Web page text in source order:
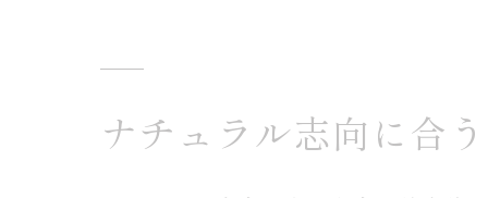
ナチュラル志向に合